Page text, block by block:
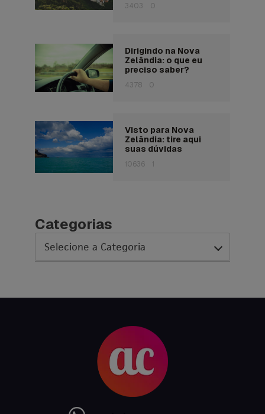
3403 0
Dirigindo na Nova
Zelândia: o que eu
preciso saber?
4378 0
Visto para Nova
Zelândia: tire aqui
suas dúvidas
10636 1
Categorias
Ciência sem Fronteiras